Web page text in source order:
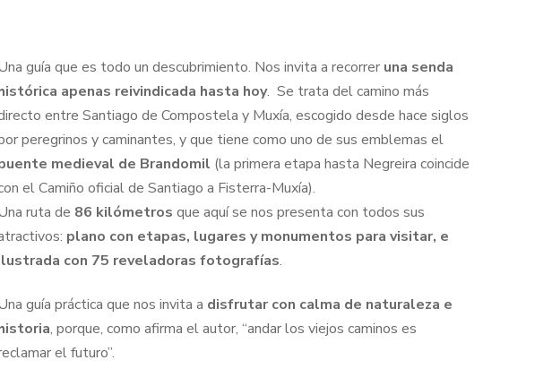
guía que es todo un descubrimiento. Nos invita a recorrer una senda
apenas reivindicada hasta hoy. Se trata del camino más
entre Santiago de Compostela y Muxía, escogido desde hace siglos
peregrinos y caminantes, y que tiene como uno de sus emblemas el
medieval de Brandomil (la primera etapa hasta Negreira coincide
el Camiño oficial de Santiago a Fisterra-Muxía).
ruta de 86 kilómetros que aquí se nos presenta con todos sus
plano con etapas, lugares y monumentos para visitar, e
con 75 reveladoras fotografías.
guía práctica que nos invita a disfrutar con calma de naturaleza e
, porque, como afirma el autor, “andar los viejos caminos es
el futuro”.